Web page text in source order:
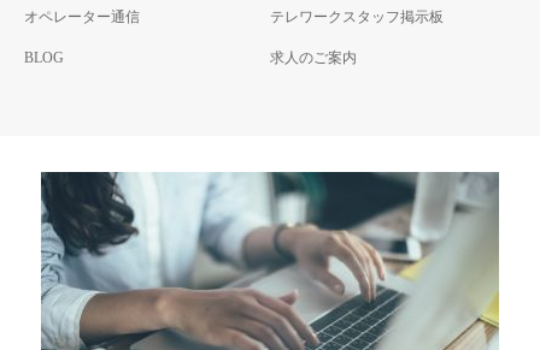
オペレーター通信
BLOG
テレワークスタッフ掲示板
求人のご案内